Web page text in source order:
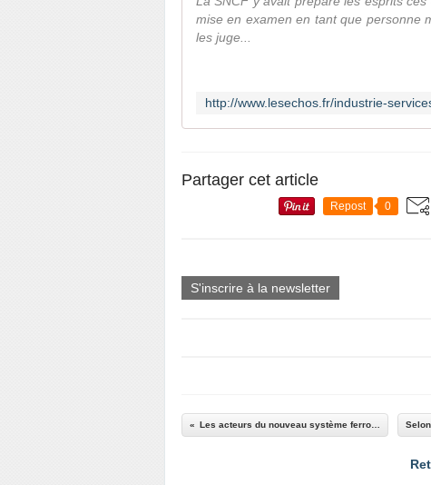
mise en examen en tant que personne
les juge...
Partager cet article
Repost 0
S'inscrire à la newsletter